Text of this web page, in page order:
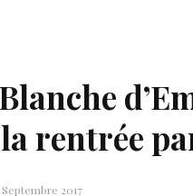
rentrée
Septembre 2017